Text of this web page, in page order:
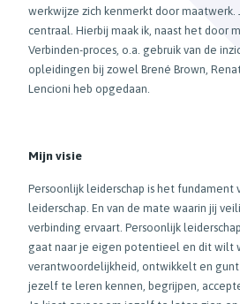
werkwijze zich kenmerkt door
centraal. Hierbij maak ik, naast het door
Verbinden-proces, o.a. gebruik van de
opleidingen bij zowel Brené Brown,
Lencioni heb opgedaan.
Mijn visie
Persoonlijk leiderschap is het fundament
leiderschap. En van de mate waarin jij
verbinding ervaart. Persoonlijk
gaat naar je eigen potentieel en dit wilt
verantwoordelijkheid, ontwikkelt en
jezelf te leren kennen, begrijpen,